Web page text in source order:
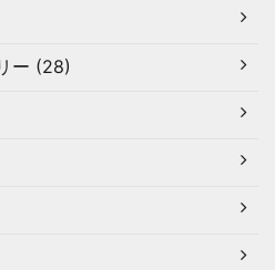
ー (28)